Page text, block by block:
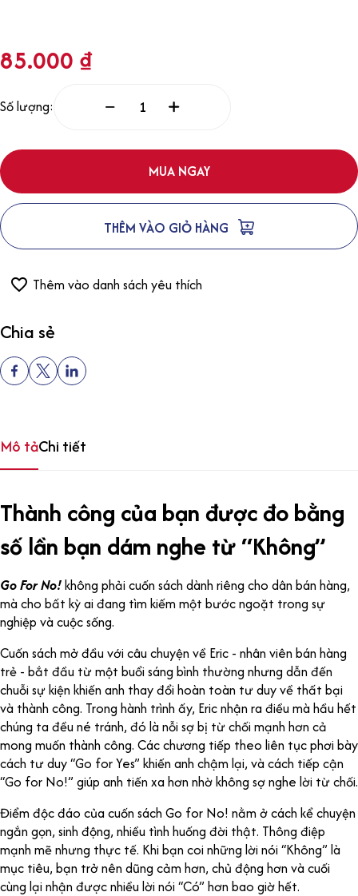
85.000 ₫
Số lượng:
MUA NGAY
THÊM VÀO GIỎ HÀNG
Thêm vào danh sách yêu thích
Chia sẻ
Mô tảChi tiết
Thành công của bạn được đo bằng
số lần bạn dám nghe từ “Không”
Go For No!không phải cuốn sách dành riêng cho dân bán hàng,
mà cho bất kỳ ai đang tìm kiếm một bước ngoặt trong sự
nghiệp và cuộc sống.
Cuốn sách mở đầu với câu chuyện về Eric - nhân viên bán hàng
trẻ - bắt đầu từ một buổi sáng bình thường nhưng dẫn đến
chuỗi sự kiện khiến anh thay đổi hoàn toàn tư duy về thất bại
và thành công. Trong hành trình ấy, Eric nhận ra điều mà hầu hết
chúng ta đều né tránh, đó là nỗi sợ bị từ chối mạnh hơn cả
mong muốn thành công. Các chương tiếp theo liên tục phơi bày
cách tư duy “Go for Yes” khiến anh chậm lại, và cách tiếp cận
“Go for No!” giúp anh tiến xa hơn nhờ không sợ nghe lời từ chối.
Điểm độc đáo của cuốn sách Go for No! nằm ở cách kể chuyện
ngắn gọn, sinh động, nhiều tình huống đời thật. Thông điệp
mạnh mẽ nhưng thực tế. Khi bạn coi những lời nói “Không” là
mục tiêu, bạn trở nên dũng cảm hơn, chủ động hơn và cuối
cùng lại nhận được nhiều lời nói “Có” hơn bao giờ hết.